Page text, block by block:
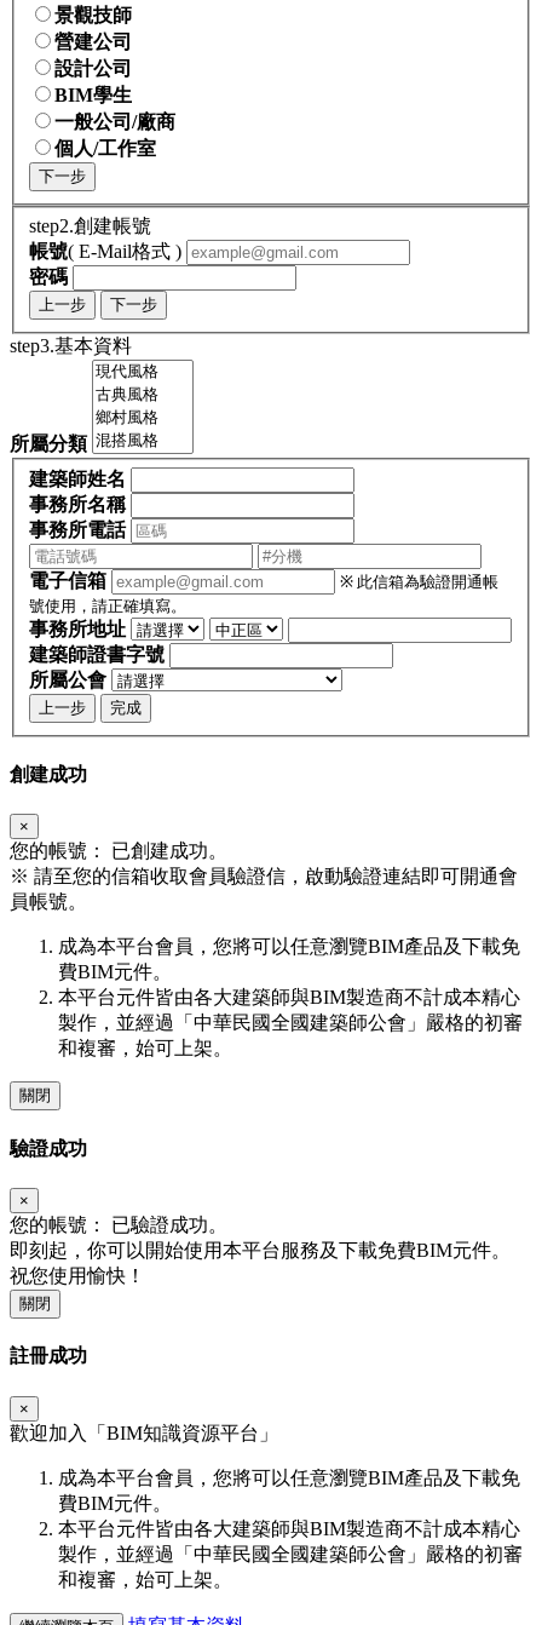
景觀技師
營建公司
設計公司
BIM學生
一般公司/廠商
個人/工作室
下一步
step2.創建帳號
帳號( E-Mail格式 )
密碼
上一步 下一步
step3.基本資料
所屬分類
建築師姓名
事務所名稱
事務所電話
電子信箱
※ 此信箱為驗證開通帳
號使用，請正確填寫。
事務所地址
建築師證書字號
所屬公會
上一步 完成
創建成功
×
您的帳號：
已創建成功。
※ 請至您的信箱收取會員驗證信，啟動驗證連結即可開通會
員帳號。
成為本平台會員，您將可以任意瀏覽BIM產品及下載免
費BIM元件。
本平台元件皆由各大建築師與BIM製造商不計成本精心
製作，並經過「中華民國全國建築師公會」嚴格的初審
和複審，始可上架。
關閉
驗證成功
×
您的帳號：
已驗證成功。
即刻起，你可以開始使用本平台服務及下載免費BIM元件。
祝您使用愉快！
關閉
註冊成功
×
歡迎加入「 BIM知識資源平台」
成為本平台會員，您將可以任意瀏覽BIM產品及下載免
費BIM元件。
本平台元件皆由各大建築師與BIM製造商不計成本精心
製作，並經過「中華民國全國建築師公會」嚴格的初審
和複審，始可上架。